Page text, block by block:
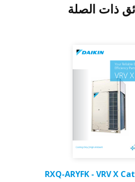
ذات الصلة
RXQ-ARYFK - VRV X